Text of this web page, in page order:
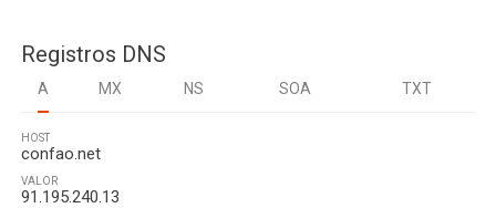
Registros DNS
A MX NS SOA TXT
HOST
confao.net
VALOR
91.195.240.13